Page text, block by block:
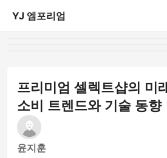
YJ 엠포리엄
프리미엄 셀렉트샵의 미
소비 트렌드와 기술 동향
윤지훈